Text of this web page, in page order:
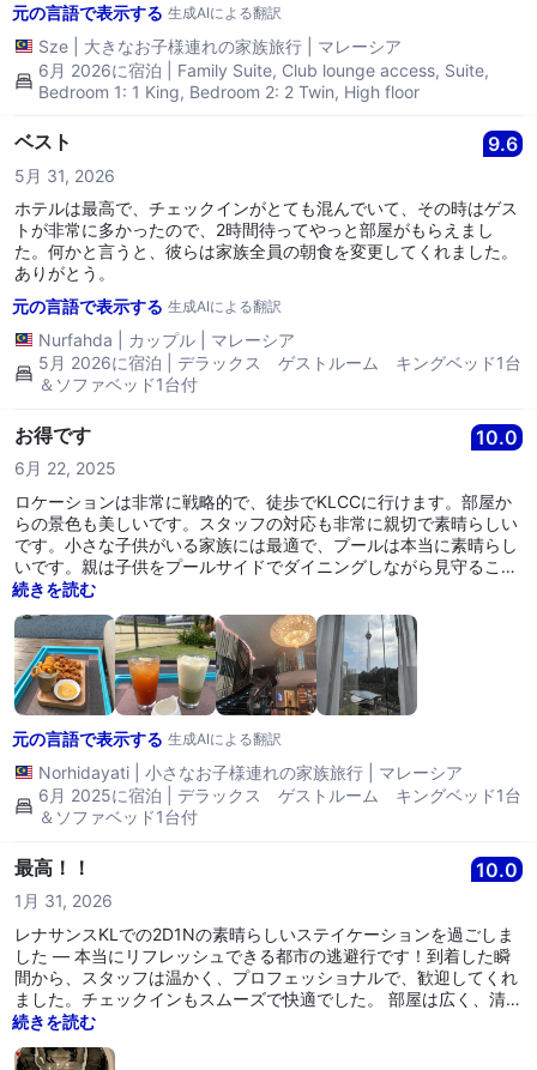
に快適でした。ゆったりとくつろげるスペースが十分あり、窮屈に
感じることはありませんでした。 クラブラウンジへのアクセスは私
たちの滞在のハイライトでした！Rクラブラウンジでの朝食は素晴
らしく、さまざまなオプション、新鮮に調理された卵、美しい眺め
がありました。夜には、スナック、カナッペ、パスタステーショ
さ、そしてその特別なクラブ体験を求める家族に強くお勧めしま
す。私たちは間違いなく戻ってきたいです！思い出に残る滞在を提
供してくれたルネッサンスKLチームに感謝します。❤️
元の言語で表示する 生成AIによる翻訳
Sze 大きなお子様連れの家族旅行
マレーシア
6月 2026に宿泊 | Family Suite, Club lounge access, Suite,
Bedroom 1: 1 King, Bedroom 2: 2 Twin, High floor
ベスト 9.6
5月 31, 2026
ホテルは最高で、チェックインがとても混んでいて、その時はゲス
トが非常に多かったので、2時間待ってやっと部屋がもらえまし
た。何かと言うと、彼らは家族全員の朝食を変更してくれました。
ありがとう。
元の言語で表示する 生成AIによる翻訳
Nurfahda カップル
マレーシア
5月 2026に宿泊 | デラックス ゲストルーム キングベッド1台
＆ソファベッド1台付
お得です 10.0
6月 22, 2025
ロケーションは非常に戦略的で、徒歩でKLCCに行けます。部屋か
らの景色も美しいです。スタッフの対応も非常に親切で素晴らしい
です。小さな子供がいる家族には最適で、プールは本当に素晴らし
いです。親は子供をプールサイドでダイニングしながら見守ること
ができます…キッズプレイグラウンドもあります。バスタブとシャ
十分にあります。
続きを読む
元の言語で表示する 生成AIによる翻訳
Norhidayati 小さなお子様連れの家族旅行
マレーシア
6月 2025に宿泊 | デラックス ゲストルーム キングベッド1台
＆ソファベッド1台付
最高！！ 10.0
1月 31, 2026
レナサンスKLでの2D1Nの素晴らしいステイケーションを過ごしま
した — 本当にリフレッシュできる都市の逃避行です！到着した瞬
間から、スタッフは温かく、プロフェッショナルで、歓迎してくれ
ました。チェックインもスムーズで快適でした。 部屋は広く、清潔
でとても快適でした。居心地の良いベッドと素敵な市街の景色があ
雰囲気を大いに感謝しました。長い一日の後に穏やかでリラックス
続きを読む